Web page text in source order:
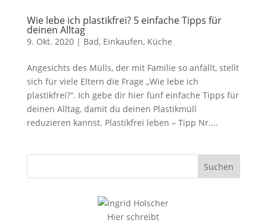
Wie lebe ich plastikfrei? 5 einfache Tipps für
deinen Alltag
9. Okt. 2020| Bad, Einkaufen, Küche
Angesichts des Mülls, der mit Familie so anfällt, stellt
sich für viele Eltern die Frage „Wie lebe ich
plastikfrei?“. Ich gebe dir hier fünf einfache Tipps für
deinen Alltag, damit du deinen Plastikmüll
reduzieren kannst. Plastikfrei leben – Tipp Nr....
Hier schreibt